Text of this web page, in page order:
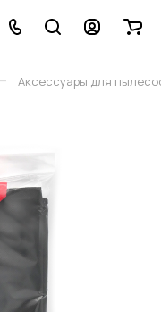
– Аксессуары для